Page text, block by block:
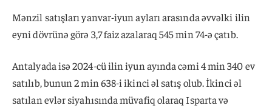
Mənzil satışları yanvar-iyun ayları arasında əvvəlki ilin
eyni dövrünə görə 3,7 faiz azalaraq 545 min 74-ə çatıb.
Antalyada isə 2024-cü ilin iyun ayında cəmi 4 min 340 ev
satılıb, bunun 2 min 638-i ikinci əl satış olub. İkinci əl
satılan evlər siyahısında müvafiq olaraq Isparta və